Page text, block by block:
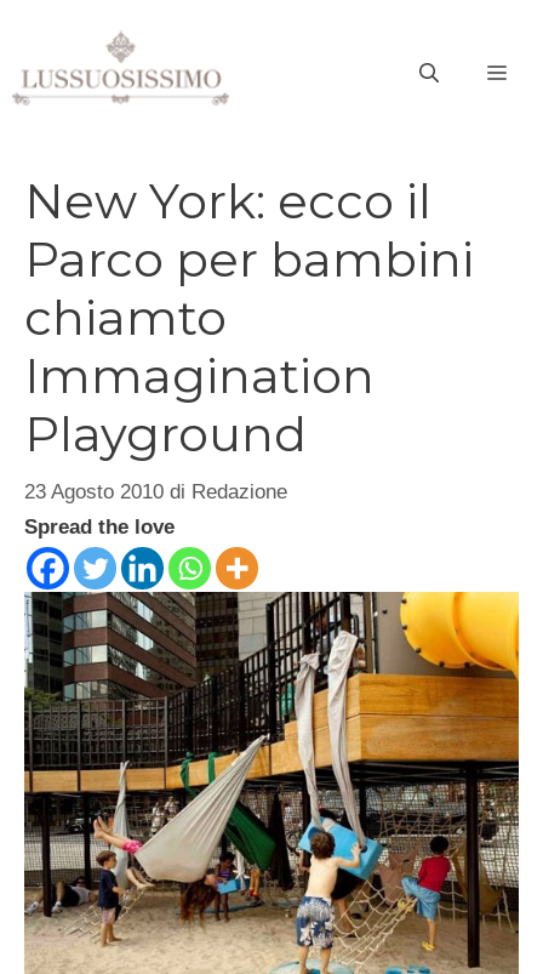
contenuto
New York: ecco il
Parco per bambini
chiamto
Immagination
Playground
23 Agosto 2010 di Redazione
Spread the love